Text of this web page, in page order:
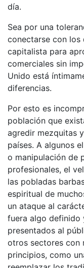
día.
Sea por una
conectarse con los
capitalista para
comerciales sin
Unido está
diferencias.
Por esto es
población que
agredir mezquitas
países. A algunos
o manipulación de
profesionales, el
las pobladas
espiritual de
un ataque al
fuera algo definido
presentados al
otros sectores con
principios, como